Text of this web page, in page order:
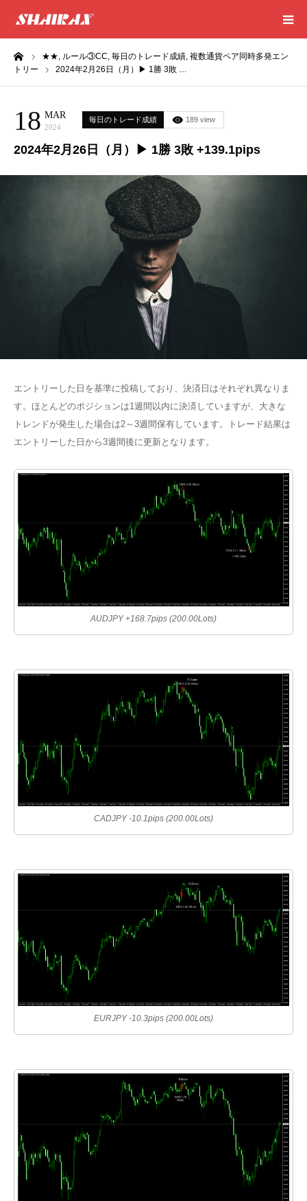
★★, ルール③CC, 毎日のトレード成績, 複数通貨ペア同時多発エン
トリー
2024年2月26日（月）▶ 1勝 3敗 …
18 MAR
2024
毎日のトレード成績 189 view
2024年2月26日（月）▶ 1勝 3敗 +139.1pips
エントリーした日を基準に投稿しており、決済日はそれぞれ異なりま
す。ほとんどのポジションは1週間以内に決済していますが、大きな
トレンドが発生した場合は2～3週間保有しています。トレード結果は
エントリーした日から3週間後に更新となります。
AUDJPY +168.7pips (200.00Lots)
CADJPY -10.1pips (200.00Lots)
EURJPY -10.3pips (200.00Lots)
HOME
CONSULTING
CONTACT